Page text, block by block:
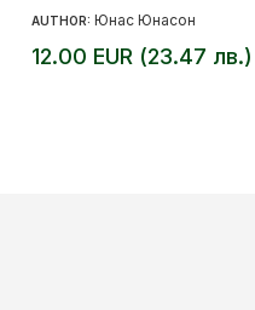
AUTHOR: Юнас Юнасон
12.00 EUR (23.47 лв.)